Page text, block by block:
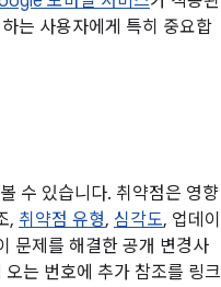
는 사용자에게 특히 중요합
수 있습니다. 취약점은 영향
, 취약점 유형, 심각도, 업데이
문제를 해결한 공개 변경사
는 번호에 추가 참조를 링크